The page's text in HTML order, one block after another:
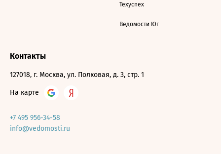
Техуспех
Ведомости Юг
Контакты
127018, г. Москва, ул. Полковая, д. 3, стр. 1
На карте
+7 495 956-34-58
info@vedomosti.ru